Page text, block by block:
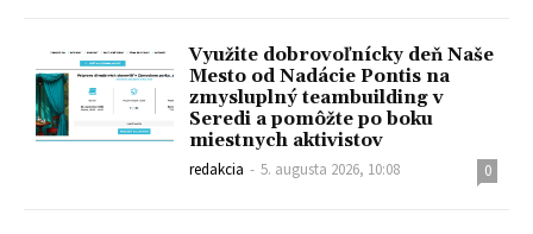
Využite dobrovoľnícky deň Naše
Mesto od Nadácie Pontis na
zmysluplný teambuilding v
Seredi a pomôžte po boku
miestnych aktivistov
redakcia - 5. augusta 2026, 10:08 0